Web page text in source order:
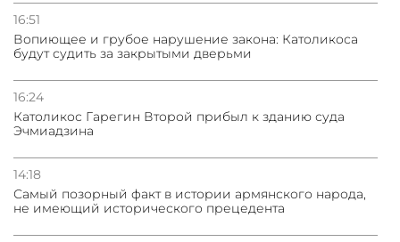
16:51
Вопиющее и грубое нарушение закона: Католикоса
будут судить за закрытыми дверьми
16:24
Католикос Гарегин Второй прибыл к зданию суда
Эчмиадзина
14:18
Самый позорный факт в истории армянского народа,
не имеющий исторического прецедента